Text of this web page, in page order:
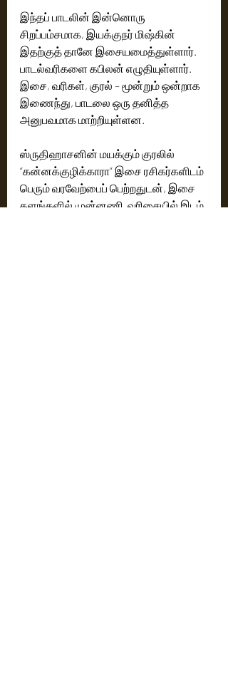
இந்தப் பாடலின் இன்னொரு
சிறப்பம்சமாக, இயக்குநர் மிஷ்கின்
இதற்குத் தானே இசையமைத்துள்ளார்.
பாடல்வரிகளை கபிலன் எழுதியுள்ளார்.
இசை, வரிகள், குரல் – மூன்றும் ஒன்றாக
இணைந்து, பாடலை ஒரு தனித்த
அனுபவமாக மாற்றியுள்ளன.
ஸ்ருதிஹாசனின் மயக்கும் குரலில்
“கன்னக்குழிக்காரா” இசை ரசிகர்களிடம்
பெரும் வரவேற்பைப் பெற்றதுடன், இசை
தளங்களில் முன்னணி  வரிசையில் இடம்